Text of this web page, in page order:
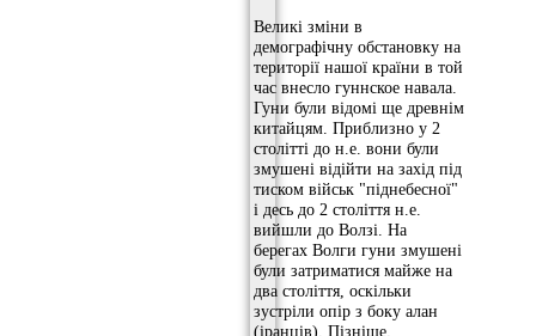
Великі зміни в
демографічну обстановку на
території нашої країни в той
час внесло гуннское навала.
Гуни були відомі ще древнім
китайцям. Приблизно у 2
столітті до н.е. вони були
змушені відійти на захід під
тиском військ "піднебесної"
і десь до 2 століття н.е.
вийшли до Волзі. На
берегах Волги гуни змушені
були затриматися майже на
два століття, оскільки
зустріли опір з боку алан
(іранців). Пізніше,